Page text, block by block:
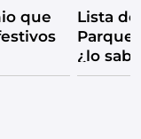
que
Lista
Parque
¿lo